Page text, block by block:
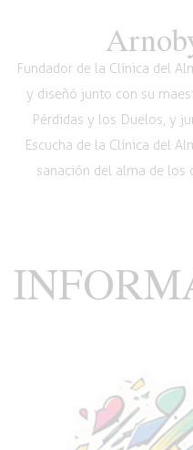
Fundador de la Clínica del
y diseñó junto con su
Pérdidas y los Duelos, y
Escucha de la Clínica del
sanación del alma de los